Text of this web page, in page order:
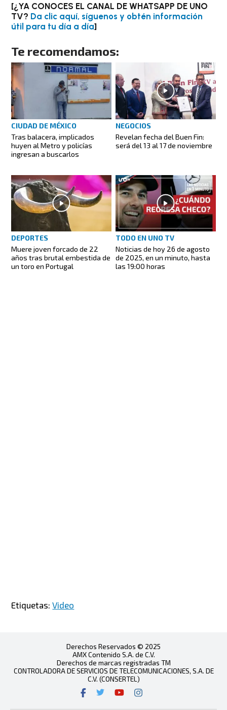
[¿YA CONOCES EL CANAL DE WHATSAPP DE UNO
TV? Da clic aquí, síguenos y obtén información
útil para tu día a día]
Te recomendamos:
CIUDAD DE MÉXICO
Tras balacera, implicados
huyen al Metro y policías
ingresan a buscarlos
NEGOCIOS
Revelan fecha del Buen Fin:
será del 13 al 17 de noviembre
DEPORTES
Muere joven forcado de 22
años tras brutal embestida de
un toro en Portugal
TODO EN UNO TV
Noticias de hoy 26 de agosto
de 2025, en un minuto, hasta
las 19:00 horas
Etiquetas:Video
Derechos Reservados © 2025
AMX Contenido S.A. de C.V.
Derechos de marcas registradas TM
CONTROLADORA DE SERVICIOS DE TELECOMUNICACIONES, S.A. DE
C.V. (CONSERTEL)